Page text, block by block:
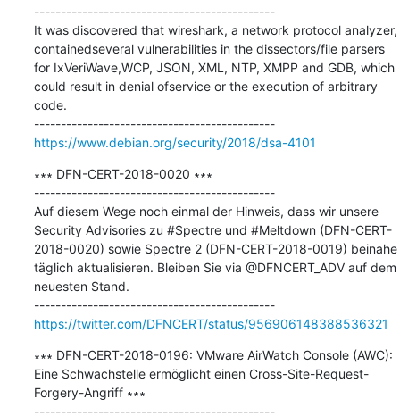
---------------------------------------------
It was discovered that wireshark, a network protocol analyzer,
containedseveral vulnerabilities in the dissectors/file parsers
for IxVeriWave,WCP, JSON, XML, NTP, XMPP and GDB, which
could result in denial ofservice or the execution of arbitrary
code.
---------------------------------------------
https://www.debian.org/security/2018/dsa-4101
∗∗∗ DFN-CERT-2018-0020 ∗∗∗
---------------------------------------------
Auf diesem Wege noch einmal der Hinweis, dass wir unsere
Security Advisories zu #Spectre und #Meltdown (DFN-CERT-
2018-0020) sowie Spectre 2 (DFN-CERT-2018-0019) beinahe
täglich aktualisieren. Bleiben Sie via @DFNCERT_ADV auf dem
neuesten Stand.
---------------------------------------------
https://twitter.com/DFNCERT/status/956906148388536321
∗∗∗ DFN-CERT-2018-0196: VMware AirWatch Console (AWC):
Eine Schwachstelle ermöglicht einen Cross-Site-Request-
Forgery-Angriff ∗∗∗
---------------------------------------------